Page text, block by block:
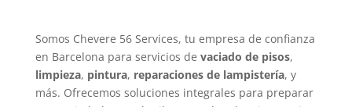
Somos Chevere 56 Services, tu empresa de confianza
en Barcelona para servicios de vaciado de pisos,
limpieza, pintura, reparaciones de lampistería, y
más. Ofrecemos soluciones integrales para preparar